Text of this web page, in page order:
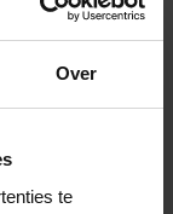
Over
te